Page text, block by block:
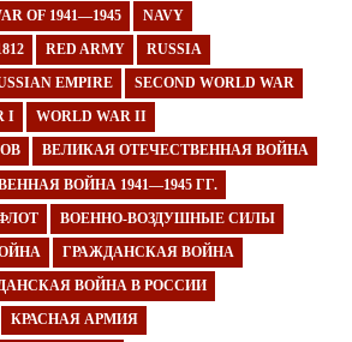
OF 1941—1945 NAVY
RED ARMY RUSSIA
EMPIRE SECOND WORLD WAR
I WORLD WAR II
ВЕЛИКАЯ ОТЕЧЕСТВЕННАЯ ВОЙНА
ВОЙНА 1941—1945 ГГ.
ВОЕННО-ВОЗДУШНЫЕ СИЛЫ
ГРАЖДАНСКАЯ ВОЙНА
ВОЙНА В РОССИИ
КРАСНАЯ АРМИЯ